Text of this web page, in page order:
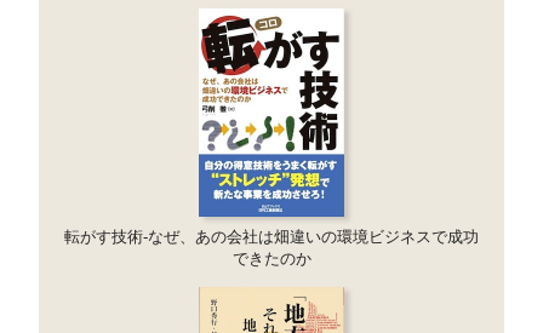
転がす技術-なぜ、あの会社は畑違いの環境ビジネスで成功
できたのか